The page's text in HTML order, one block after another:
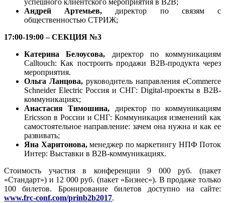
успешного клиентского мероприятия в B2B;
Андрей Артемьев, директор по связям с
общественностью СТРИЖ;
17:00-19:00 – СЕКЦИЯ №3
Катерина Белоусова, директор по коммуникациям
Calltouch: Как построить продажи B2B-продукта через
мероприятия.
Ольга Ланцова, руководитель направления eCommerce
Schneider Electric Россия и СНГ: Digital-проекты в B2B-
коммуникациях;
Анастасия Тимошина, директор по коммуникациям
Ericsson в России и СНГ: Коммуникация изменений как
самостоятельное направление: зачем она нужна и как ее
развивать;
Яна Харитонова,менеджер по маркетингу НПФ Поток
Интер: Выставки в B2B-коммуникациях.
Стоимость участия в конференции 9 000 руб. (пакет
«Стандарт») и 12 000 руб. (пакет «Бизнес»). В продаже только
100 билетов. Бронирование билетов доступно на сайте:
www.frc-conf.com/prinb2b2017.